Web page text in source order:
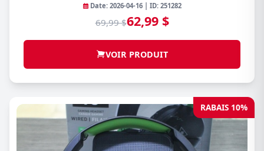
Date: 2026-04-16 | ID: 251282
69,99 $62,99 $
VOIR PRODUIT
RABAIS 10%